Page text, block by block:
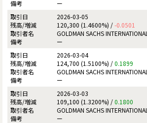
ー
2026-03-05
120,300 (1.4600%) /-0.0501
GOLDMAN SACHS INTERNATIONAL
ー
2026-03-04
124,700 (1.5100%) /0.1899
GOLDMAN SACHS INTERNATIONAL
ー
2026-03-03
109,100 (1.3200%) /0.1800
GOLDMAN SACHS INTERNATIONAL
ー